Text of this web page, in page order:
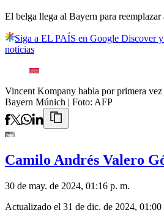
El belga llega al Bayern para reemplazar
Siga a EL PAÍS en Google Discover
noticias
Vincent Kompany habla por primera vez
Bayern Múnich | Foto: AFP
Camilo Andrés Valero
30 de may. de 2024, 01:16 p. m.
Actualizado el 31 de dic. de 2024, 01:00